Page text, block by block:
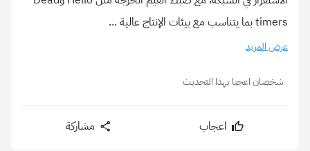
timers بما يتناسب مع بيئات الإنتاج عالية ...
عرض المزيد
شخصان اعجبا بهذا التحديث
اعجاب مشاركة